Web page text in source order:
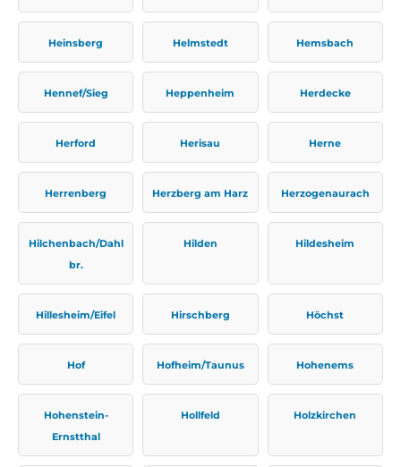
Heinsberg Helmstedt Hemsbach
Hennef/Sieg Heppenheim Herdecke
Herford Herisau Herne
Herrenberg Herzberg am Harz Herzogenaurach
Hilchenbach/Dahl
br.
Hilden Hildesheim
Hillesheim/Eifel Hirschberg Höchst
Hof Hofheim/Taunus Hohenems
Hohenstein-
Ernstthal
Hollfeld Holzkirchen